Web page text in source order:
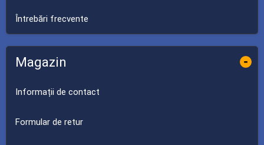
Întrebări frecvente
Magazin -
Informații de contact
Formular de retur